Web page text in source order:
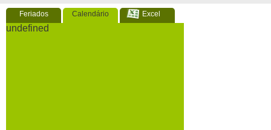
Feriados Calendário Excel
undefined